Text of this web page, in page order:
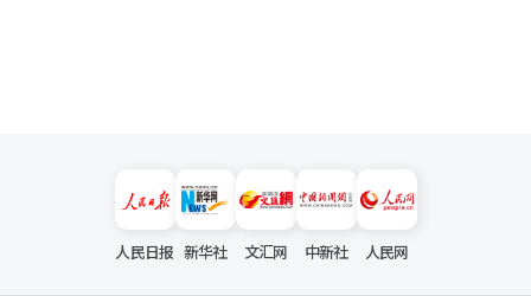
人民日报 新华社 文汇网 中新社 人民网